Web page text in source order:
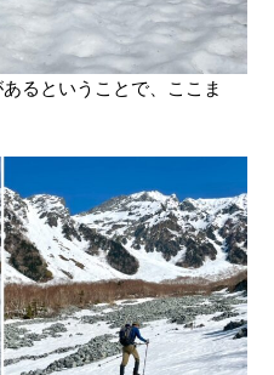
るということで、ここま